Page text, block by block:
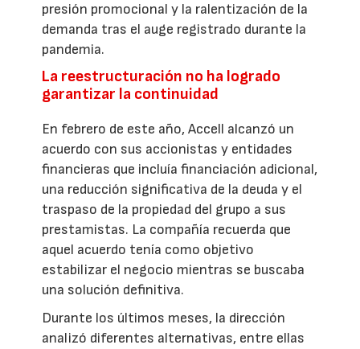
presión promocional y la ralentización de la
demanda tras el auge registrado durante la
pandemia.
La reestructuración no ha logrado
garantizar la continuidad
En febrero de este año, Accell alcanzó un
acuerdo con sus accionistas y entidades
financieras que incluía financiación adicional,
una reducción significativa de la deuda y el
traspaso de la propiedad del grupo a sus
prestamistas. La compañía recuerda que
aquel acuerdo tenía como objetivo
estabilizar el negocio mientras se buscaba
una solución definitiva.
Durante los últimos meses, la dirección
analizó diferentes alternativas, entre ellas